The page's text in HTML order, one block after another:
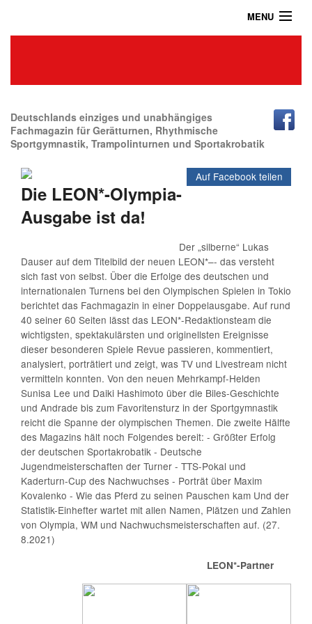
MENU
Abonnieren
Shop
Über uns
Kontakt / Impressum / Datenschutz
Deutschlands einziges und unabhängiges
Fachmagazin für Gerätturnen, Rhythmische
Sportgymnastik, Trampolinturnen und Sportakrobatik
Auf Facebook teilen
Die LEON*-Olympia-
Ausgabe ist da!
Der „silberne“ Lukas
Dauser auf dem Titelbild der neuen LEON*–- das versteht
sich fast von selbst. Über die Erfolge des deutschen und
internationalen Turnens bei den Olympischen Spielen in Tokio
berichtet das Fachmagazin in einer Doppelausgabe. Auf rund
40 seiner 60 Seiten lässt das LEON*-Redaktionsteam die
wichtigsten, spektakulärsten und originellsten Ereignisse
dieser besonderen Spiele Revue passieren, kommentiert,
analysiert, porträtiert und zeigt, was TV und Livestream nicht
vermitteln konnten. Von den neuen Mehrkampf-Helden
Sunisa Lee und Daiki Hashimoto über die Biles-Geschichte
und Andrade bis zum Favoritensturz in der Sportgymnastik
reicht die Spanne der olympischen Themen. Die zweite Hälfte
des Magazins hält noch Folgendes bereit: - Größter Erfolg
der deutschen Sportakrobatik - Deutsche
Jugendmeisterschaften der Turner - TTS-Pokal und
Kaderturn-Cup des Nachwuchses - Porträt über Maxim
Kovalenko - Wie das Pferd zu seinen Pauschen kam Und der
Statistik-Einhefter wartet mit allen Namen, Plätzen und Zahlen
von Olympia, WM und Nachwuchsmeisterschaften auf. (27.
8.2021)
LEON*-Partner